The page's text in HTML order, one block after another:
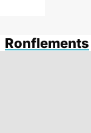
Ronflements